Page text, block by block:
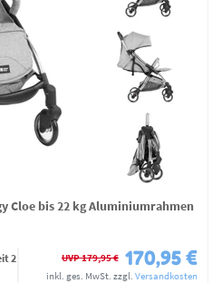
Cloe bis 22 kg Aluminiumrahmen
2
UVP 179,95 € 170,95 €
inkl. ges. MwSt. zzgl. Versandkosten